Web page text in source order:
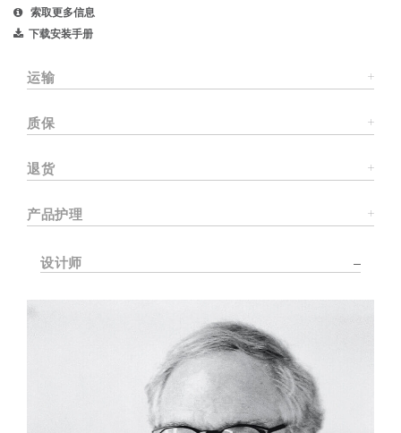
索取更多信息
下载安装手册
运输
质保
退货
产品护理
设计师